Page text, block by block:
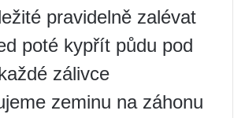
pravidelně zalévat
poté kypřít půdu pod
zálivce
zeminu na záhonu